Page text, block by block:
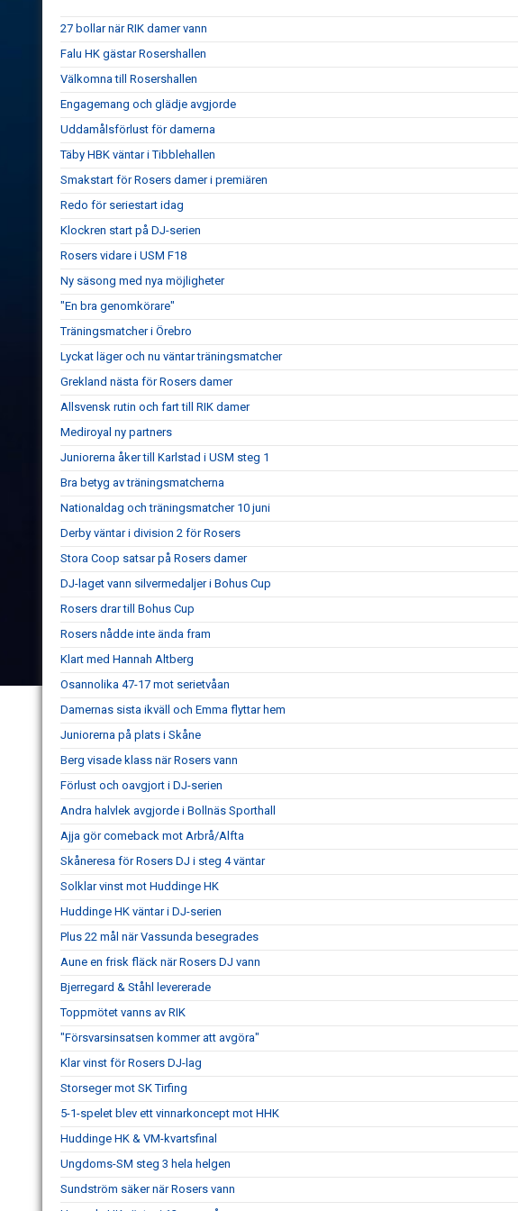
27 bollar när RIK damer vann
Falu HK gästar Rosershallen
Välkomna till Rosershallen
Engagemang och glädje avgjorde
Uddamålsförlust för damerna
Täby HBK väntar i Tibblehallen
Smakstart för Rosers damer i premiären
Redo för seriestart idag
Klockren start på DJ-serien
Rosers vidare i USM F18
Ny säsong med nya möjligheter
"En bra genomkörare"
Träningsmatcher i Örebro
Lyckat läger och nu väntar träningsmatcher
Grekland nästa för Rosers damer
Allsvensk rutin och fart till RIK damer
Mediroyal ny partners
Juniorerna åker till Karlstad i USM steg 1
Bra betyg av träningsmatcherna
Nationaldag och träningsmatcher 10 juni
Derby väntar i division 2 för Rosers
Stora Coop satsar på Rosers damer
DJ-laget vann silvermedaljer i Bohus Cup
Rosers drar till Bohus Cup
Rosers nådde inte ända fram
Klart med Hannah Altberg
Osannolika 47-17 mot serietvåan
Damernas sista ikväll och Emma flyttar hem
Juniorerna på plats i Skåne
Berg visade klass när Rosers vann
Förlust och oavgjort i DJ-serien
Andra halvlek avgjorde i Bollnäs Sporthall
Ajja gör comeback mot Arbrå/Alfta
Skåneresa för Rosers DJ i steg 4 väntar
Solklar vinst mot Huddinge HK
Huddinge HK väntar i DJ-serien
Plus 22 mål när Vassunda besegrades
Aune en frisk fläck när Rosers DJ vann
Bjerregard & Ståhl levererade
Toppmötet vanns av RIK
"Försvarsinsatsen kommer att avgöra"
Klar vinst för Rosers DJ-lag
Storseger mot SK Tirfing
5-1-spelet blev ett vinnarkoncept mot HHK
Huddinge HK & VM-kvartsfinal
Ungdoms-SM steg 3 hela helgen
Sundström säker när Rosers vann